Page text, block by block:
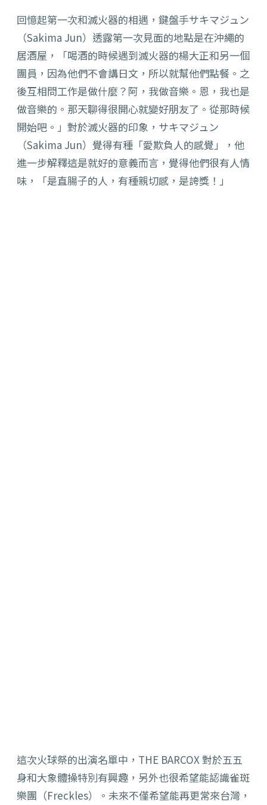
回憶起第一次和滅火器的相遇，鍵盤手サキマジュン
（Sakima Jun）透露第一次見面的地點是在沖繩的
居酒屋，「喝酒的時候遇到滅火器的楊大正和另一個
團員，因為他們不會講日文，所以就幫他們點餐。之
後互相問工作是做什麼？阿，我做音樂。恩，我也是
做音樂的。那天聊得很開心就變好朋友了。從那時候
開始吧。」對於滅火器的印象，サキマジュン
（Sakima Jun）覺得有種「愛欺負人的感覺」，他
進一步解釋這是就好的意義而言，覺得他們很有人情
味，「是直腸子的人，有種親切感，是誇獎！」
這次火球祭的出演名單中，THE BARCOX 對於五五
身和大象體操特別有興趣，另外也很希望能認識雀斑
樂團（Freckles）。未來不僅希望能再更常來台灣，